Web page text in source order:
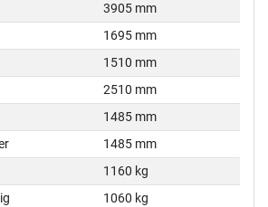
3905 mm
1695 mm
1510 mm
2510 mm
1485 mm
1485 mm
1160 kg
1060 kg